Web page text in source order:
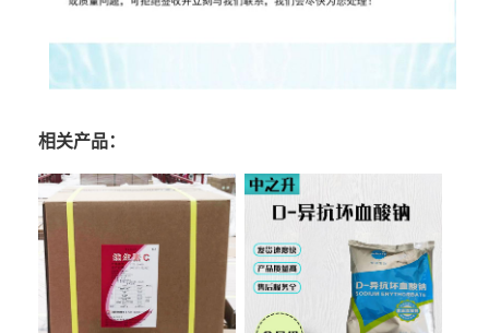
相关产品：